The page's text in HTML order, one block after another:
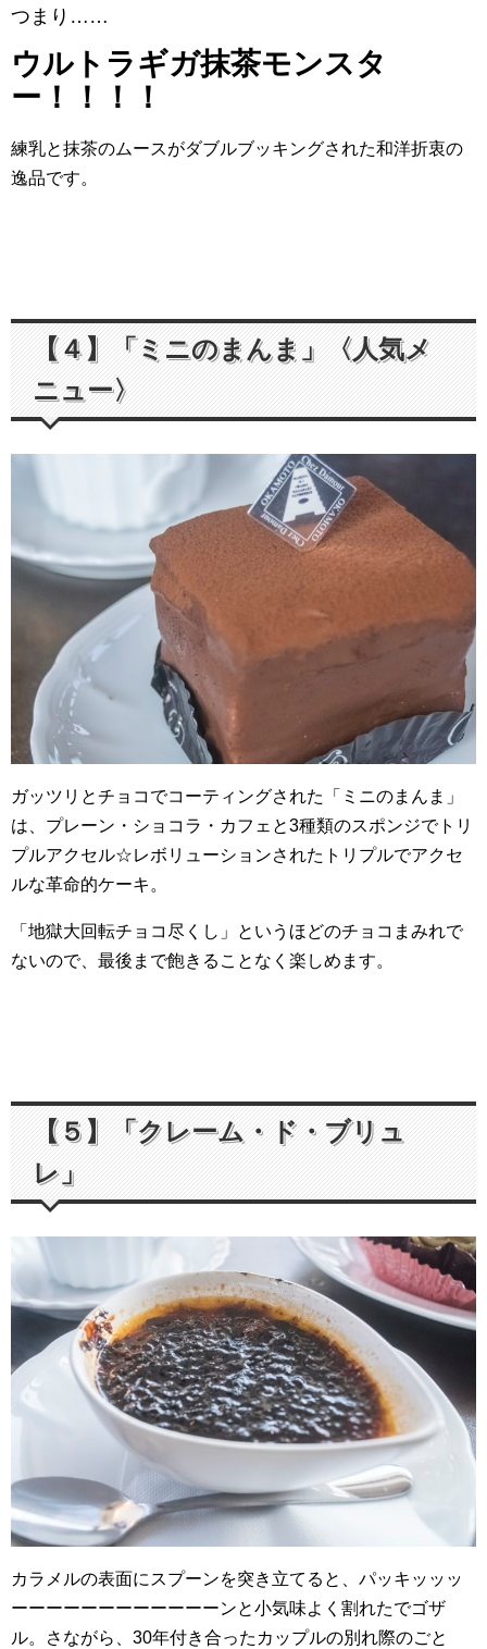
つまり……
ウルトラギガ抹茶モンスタ
ー！！！！
練乳と抹茶のムースがダブルブッキングされた和洋折衷の
逸品です。
【４】「ミニのまんま」〈人気メ
ニュー〉
ガッツリとチョコでコーティングされた「ミニのまんま」
は、プレーン・ショコラ・カフェと3種類のスポンジでトリ
プルアクセル☆レボリューションされたトリプルでアクセ
ルな革命的ケーキ。
「地獄大回転チョコ尽くし」というほどのチョコまみれで
ないので、最後まで飽きることなく楽しめます。
【５】「クレーム・ド・ブリュ
レ」
カラメルの表面にスプーンを突き立てると、パッキッッッ
ーーーーーーーーーーーーンと小気味よく割れたでゴザ
ル。さながら、30年付き合ったカップルの別れ際のごと